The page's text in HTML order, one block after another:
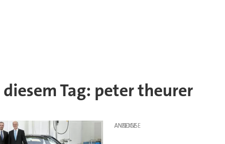
Tag: peter theurer
ANZEIGE